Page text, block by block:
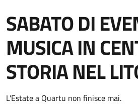
SABATO DI
MUSICA IN
STORIA NEL
Dettagli della notizia
L'Estate a Quartu non finisce mai.